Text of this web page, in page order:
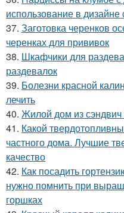
использование в дизайне
37. Заготовка черенков
черенках для прививок
38. Шкафчики для
раздевалок
39. Болезни красной
лечить
40. Жилой дом из
41. Какой
частного дома. Лучшие
качество
42. Как посадить
нужно помнить при
горшках